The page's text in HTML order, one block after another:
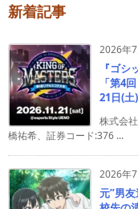
新着記事
2026年
『ゴ
「第4
21日(土
株式会
橋祐希、証券コード:376 ...
2026年
元”男